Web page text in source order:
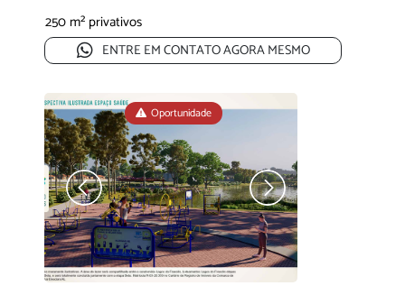
More em um paraíso em meio à natureza, co...
250 m² privativos
ENTRE EM CONTATO AGORA MESMO
Oportunidade